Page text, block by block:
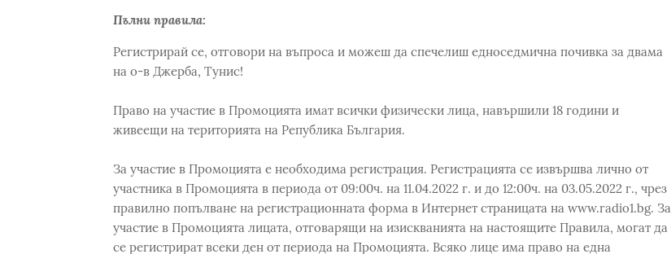
Пълни правила:
Регистрирай се, отговори на въпроса и можеш да спечелиш едноседмична почивка за двама
на о-в Джерба, Тунис!
Право на участие в Промоцията имат всички физически лица, навършили 18 години и
живеещи на територията на Република България.
За участие в Промоцията е необходима регистрация. Регистрацията се извършва лично от
участника в Промоцията в периода от 09:00ч. на 11.04.2022 г. и до 12:00ч. на 03.05.2022 г., чрез
правилно попълване на регистрационната форма в Интернет страницата на www.radio1.bg. За
участие в Промоцията лицата, отговарящи на изискванията на настоящите Правила, могат да
се регистрират всеки ден от периода на Промоцията. Всяко лице има право на една